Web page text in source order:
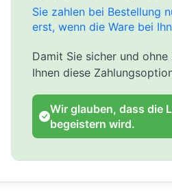
Sie zahlen bei Bestellung
erst, wenn die Ware bei
Damit Sie sicher und
Ihnen diese
Wir glauben, dass die
begeistern wird.